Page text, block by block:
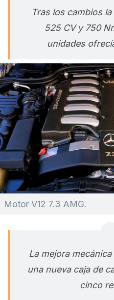
Tras los cambios
525 CV y 750
unidades
Motor V12 7.3 AMG.
La mejora
una nueva caja de
cinco